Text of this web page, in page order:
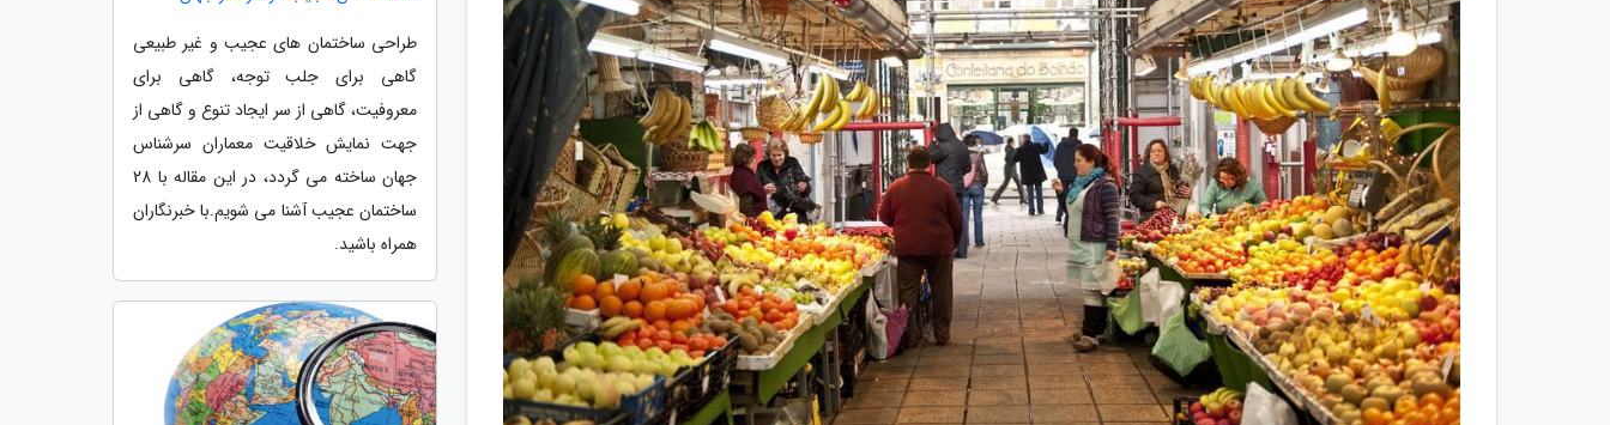
طراحی ساختمان های عجیب و غیر طبیعی
گاهی برای جلب توجه، گاهی برای
معروفیت، گاهی از سر ایجاد تنوع و گاهی از
جهت نمایش خلاقیت معماران سرشناس
جهان ساخته می گردد، در این مقاله با 28
ساختمان عجیب آشنا می شویم.با خبرنگاران
همراه باشید.